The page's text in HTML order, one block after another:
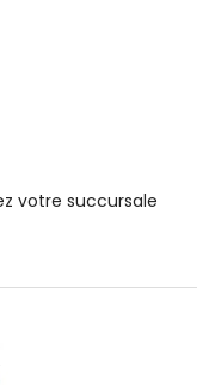
votre succursale